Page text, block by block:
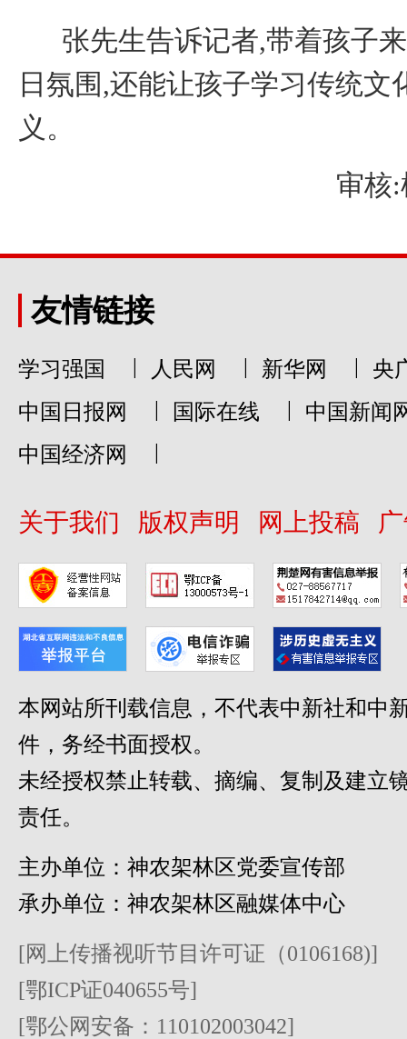
张先生告诉记者,带着孩子
日氛围,还能让孩子学习传统文
义。
审核
友情链接
学习强国 | 人民网 | 新华网 |
央
中国日报网
| 国际在线 |
中国新闻
中国经济网
|
关于我们 版权声明 网上投稿
本网站所刊载信息，不代表中新社和中
件，务经书面授权。
未经授权禁止转载、摘编、复制及建立
责任。
主办单位：神农架林区党委宣传部
承办单位：神农架林区融媒体中心
[网上传播视听节目许可证（0106168)]
[鄂ICP证040655号]
[鄂公网安备：110102003042]